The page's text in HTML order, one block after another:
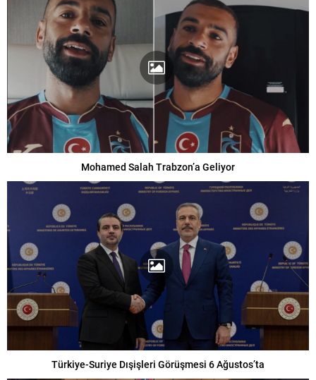
Mohamed Salah Trabzon’a Geliyor
Türkiye-Suriye Dışişleri Görüşmesi 6 Ağustos’ta